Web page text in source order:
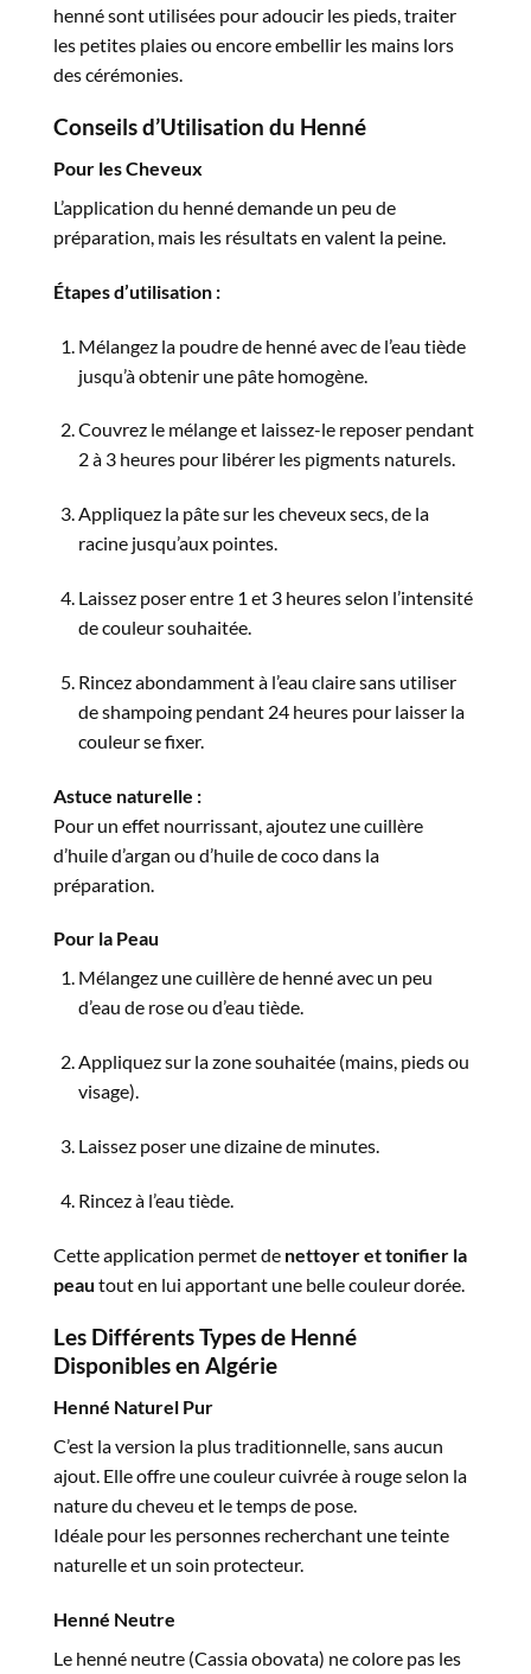
henné sont utilisées pour adoucir les pieds, traiter
les petites plaies ou encore embellir les mains lors
des cérémonies.
Conseils d’Utilisation du Henné
Pour les Cheveux
L’application du henné demande un peu de
préparation, mais les résultats en valent la peine.
Étapes d’utilisation :
Mélangez la poudre de henné avec de l’eau tiède
jusqu’à obtenir une pâte homogène.
Couvrez le mélange et laissez-le reposer pendant
2 à 3 heures pour libérer les pigments naturels.
Appliquez la pâte sur les cheveux secs, de la
racine jusqu’aux pointes.
Laissez poser entre 1 et 3 heures selon l’intensité
de couleur souhaitée.
Rincez abondamment à l’eau claire sans utiliser
de shampoing pendant 24 heures pour laisser la
couleur se fixer.
Astuce naturelle :
Pour un effet nourrissant, ajoutez une cuillère
d’huile d’argan ou d’huile de coco dans la
préparation.
Pour la Peau
Mélangez une cuillère de henné avec un peu
d’eau de rose ou d’eau tiède.
Appliquez sur la zone souhaitée (mains, pieds ou
visage).
Laissez poser une dizaine de minutes.
Rincez à l’eau tiède.
Cette application permet de nettoyer et tonifier la
peau tout en lui apportant une belle couleur dorée.
Les Différents Types de Henné
Disponibles en Algérie
Henné Naturel Pur
C’est la version la plus traditionnelle, sans aucun
ajout. Elle offre une couleur cuivrée à rouge selon la
nature du cheveu et le temps de pose.
Idéale pour les personnes recherchant une teinte
naturelle et un soin protecteur.
Henné Neutre
Le henné neutre (Cassia obovata) ne colore pas les